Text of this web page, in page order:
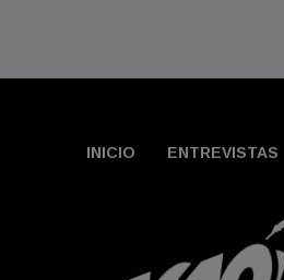
INICIO ENTREVISTAS